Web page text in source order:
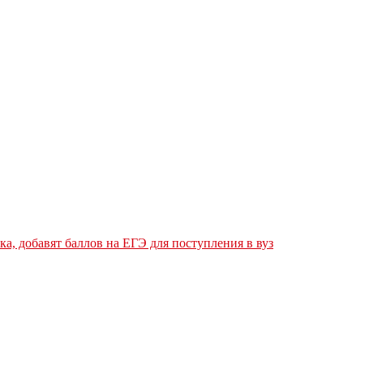
добавят баллов на ЕГЭ для поступления в вуз